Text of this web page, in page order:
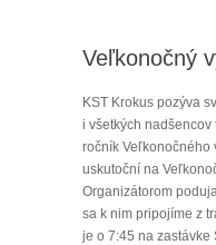
Veľkonočný
KST Krokus pozýva
i všetkých nadšencov
ročník Veľkonočného
uskutoční na
Organizátorom
sa k nim pripojíme z
je o 7:45 na zastávke